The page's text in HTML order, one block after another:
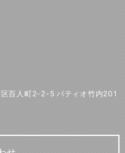
百人町2-2-5 パティオ竹内201